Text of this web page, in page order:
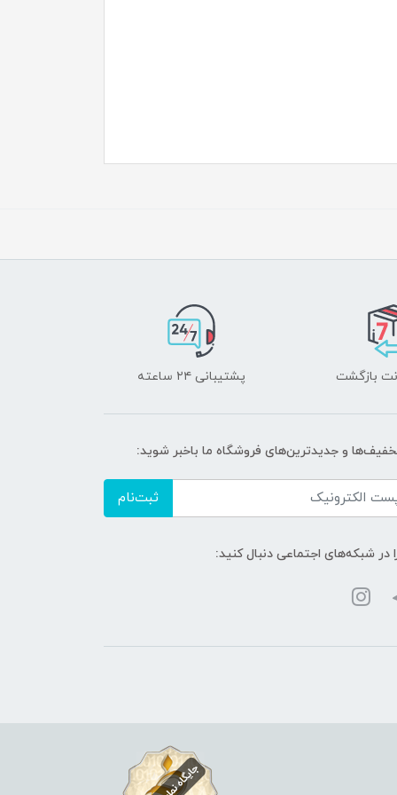
پشتیبانی ۲۴ ساعته
و جدیدترین‌های فروشگاه ما باخبر شوید:
ثبت‌نام
در شبکه‌های اجتماعی دنبال کنید: